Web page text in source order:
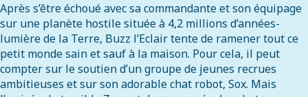
Après s’être échoué avec sa commandante et son équipage
sur une planète hostile située à 4,2 millions d’années-
lumière de la Terre, Buzz l’Eclair tente de ramener tout ce
petit monde sain et sauf à la maison. Pour cela, il peut
compter sur le soutien d’un groupe de jeunes recrues
ambitieuses et sur son adorable chat robot, Sox. Mais